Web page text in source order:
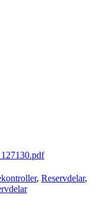
, Reservdelar,